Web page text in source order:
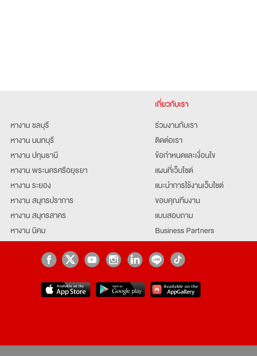
หางาน ชลบุรี
หางาน นนทบุรี
หางาน ปทุมธานี
หางาน พระนครศรีอยุธยา
หางาน ระยอง
หางาน สมุทรปราการ
หางาน สมุทรสาคร
หางาน นิคม
หางานอยุธยา
เกี่ยวกับเรา
ร่วมงานกับเรา
ติดต่อเรา
ข้อกำหนดและเงื่อนไข
แผนที่เว็บไซต์
แนะนำการใช้งานเว็บไซต์
ขอบคุณทีมงาน
แบบสอบถาม
Business Partners
Partner มหาวิทยาลัย
Job Index
job